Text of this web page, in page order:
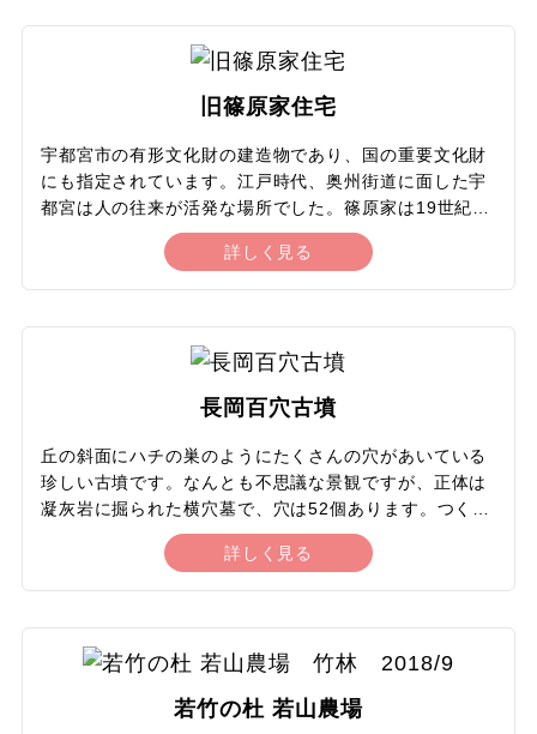
イプオルガンも見どころのひとつで、カトリックのミサ
にふさわしい荘厳な音色がロマネスクの聖堂に響きま
す。毎年秋ごろには、パイプオルガンコンサートも開催
されます。
旧篠原家住宅
宇都宮市の有形文化財の建造物であり、国の重要文化財
にも指定されています。江戸時代、奥州街道に面した宇
都宮は人の往来が活発な場所でした。篠原家は19世紀前
半からこの場所に拠点を構え、醤油の製造や肥料の商い
を行って栄えた豪商です。現在の建物は明治時代の1895
年に建てられたもので、第二次世界大戦の戦火により醤
谷石や黒漆喰をぜいたくに使用し、なによりも建物の大
きさが篠原家の隆盛ぶりを物語ります。通りに面した格
子も商家の趣。宇都宮駅前のエリアに情緒ある歴史の彩
りを添えています。
詳しく見る
長岡百穴古墳
丘の斜面にハチの巣のようにたくさんの穴があいている
珍しい古墳です。なんとも不思議な景観ですが、正体は
凝灰岩に掘られた横穴墓で、穴は52個あります。つくら
れたのは古墳時代の7世紀前半と推定され、栃木県の史
跡に指定された文化財です。一つの穴の大きさ縦横およ
そ1メートル、奥行き2メートル程度で、かつてはそれぞ
が彫られており、「百観音」などともよばれます。地元
の伝承では、これらの仏像は弘法大師が一夜で彫り上げ
た、とされています。長い歴史のロマンや、昔の人もこ
詳しく見る
若竹の杜 若山農場